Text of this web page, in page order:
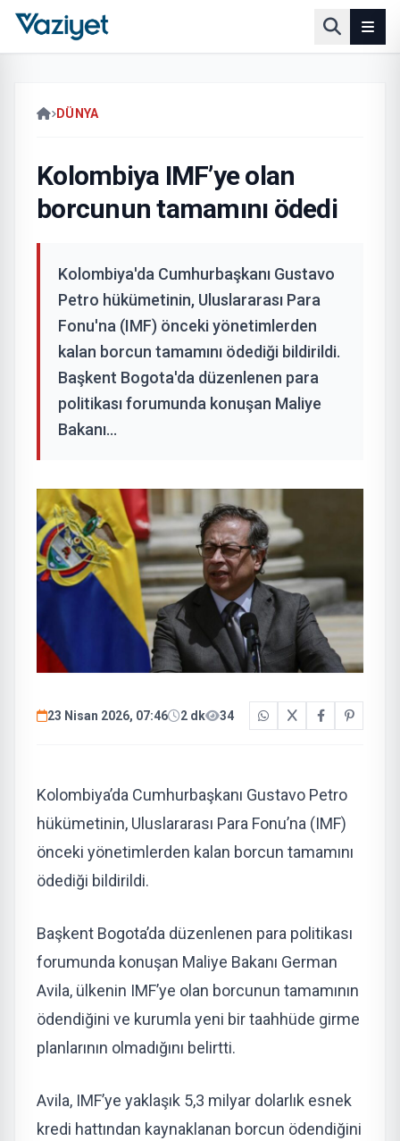
DÜNYA
Kolombiya IMF’ye olan
borcunun tamamını ödedi
Kolombiya'da Cumhurbaşkanı Gustavo
Petro hükümetinin, Uluslararası Para
Fonu'na (IMF) önceki yönetimlerden
kalan borcun tamamını ödediği bildirildi.
Başkent Bogota'da düzenlenen para
politikası forumunda konuşan Maliye
Bakanı...
23 Nisan 2026, 07:46 2 dk 34
Kolombiya’da Cumhurbaşkanı Gustavo Petro
hükümetinin, Uluslararası Para Fonu’na (IMF)
önceki yönetimlerden kalan borcun tamamını
ödediği bildirildi.
Başkent Bogota’da düzenlenen para politikası
forumunda konuşan Maliye Bakanı German
Avila, ülkenin IMF’ye olan borcunun tamamının
ödendiğini ve kurumla yeni bir taahhüde girme
planlarının olmadığını belirtti.
Avila, IMF’ye yaklaşık 5,3 milyar dolarlık esnek
kredi hattından kaynaklanan borcun ödendiğini